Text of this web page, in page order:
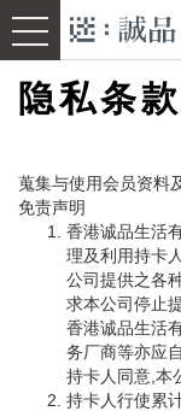
隐私条款
蒐集与使用会员资料
免责声明
香港诚品生活
理及利用持卡
公司提供之各
求本公司停止
香港诚品生活
务厂商等亦应
持卡人同意,本
持卡人行使累